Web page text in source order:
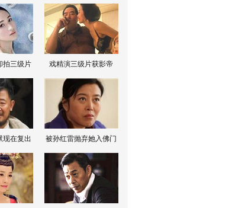
拍三级片 戏精演三级片获影帝
现在复出 被孙红雷抛弃她入佛门